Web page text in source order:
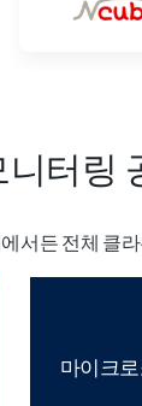
터링
서든 전체 클
마이크